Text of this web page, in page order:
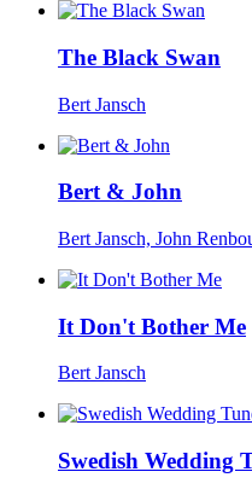
The Black Swan
Bert Jansch
Bert & John
Bert Jansch, John
It Don't Bother Me
Bert Jansch
Swedish Wedding